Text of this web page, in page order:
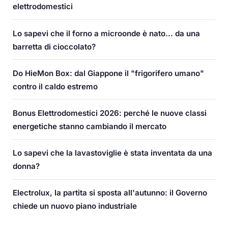
elettrodomestici
Lo sapevi che il forno a microonde è nato... da una
barretta di cioccolato?
Do HieMon Box: dal Giappone il "frigorifero umano"
contro il caldo estremo
Bonus Elettrodomestici 2026: perché le nuove classi
energetiche stanno cambiando il mercato
Lo sapevi che la lavastoviglie è stata inventata da una
donna?
Electrolux, la partita si sposta all'autunno: il Governo
chiede un nuovo piano industriale